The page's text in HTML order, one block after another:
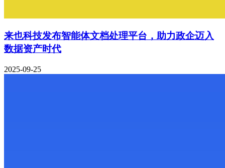
来也科技发布智能体文档处理平台，助力政企迈入
数据资产时代
2025-09-25